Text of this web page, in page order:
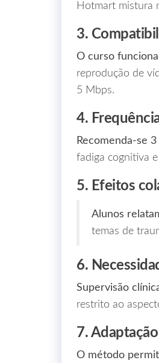
Hotmart mistura
3.
O curso
reprodução de
5 Mbps.
4.
Recomenda‑se
fadiga cognitiva
5. Efeitos
Alunos
temas de
6.
Supervisão
restrito ao
7.
O método